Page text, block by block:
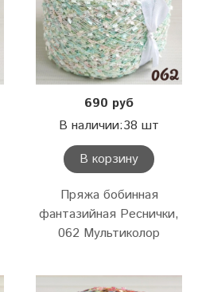
690 руб
В наличии:38 шт
В корзину
Пряжа бобинная
фантазийная Реснички,
062 Мультиколор